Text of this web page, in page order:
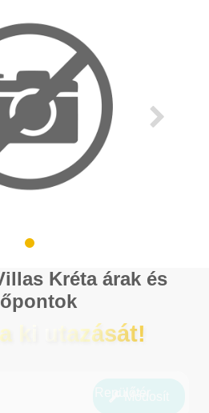
Kréta árak és
ki utazását!